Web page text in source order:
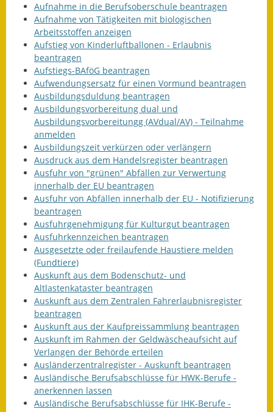
Termine &
Veranstaltungen
Vereine
Wirtschaft
Ausschreibung von
Baumaßnahmen
Firmenliste
Aufnahme in die Berufsoberschule beantragen
Aufnahme von Tätigkeiten mit biologischen
Arbeitsstoffen anzeigen
Aufstieg von Kinderluftballonen - Erlaubnis
beantragen
Aufstiegs-BAföG beantragen
Aufwendungsersatz für einen Vormund beantragen
Ausbildungsduldung beantragen
Ausbildungsvorbereitung dual und
Ausbildungsvorbereitungg (AVdual/AV) - Teilnahme
anmelden
Ausbildungszeit verkürzen oder verlängern
Ausdruck aus dem Handelsregister beantragen
Ausfuhr von "grünen" Abfällen zur Verwertung
innerhalb der EU beantragen
Ausfuhr von Abfällen innerhalb der EU - Notifizierung
beantragen
Ausfuhrgenehmigung für Kulturgut beantragen
Ausfuhrkennzeichen beantragen
Ausgesetzte oder freilaufende Haustiere melden
(Fundtiere)
Auskunft aus dem Bodenschutz- und
Altlastenkataster beantragen
Auskunft aus dem Zentralen Fahrerlaubnisregister
beantragen
Auskunft aus der Kaufpreissammlung beantragen
Auskunft im Rahmen der Geldwäscheaufsicht auf
Verlangen der Behörde erteilen
Ausländerzentralregister - Auskunft beantragen
Ausländische Berufsabschlüsse für HWK-Berufe -
anerkennen lassen
Ausländische Berufsabschlüsse für IHK-Berufe -